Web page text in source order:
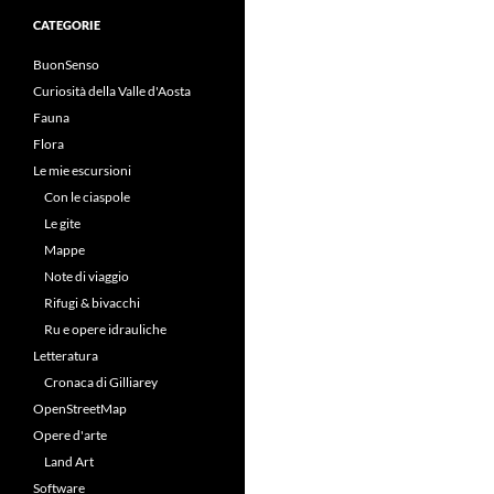
CATEGORIE
BuonSenso
Curiosità della Valle d'Aosta
Fauna
Flora
Le mie escursioni
Con le ciaspole
Le gite
Mappe
Note di viaggio
Rifugi & bivacchi
Ru e opere idrauliche
Letteratura
Cronaca di Gilliarey
OpenStreetMap
Opere d'arte
Land Art
Software